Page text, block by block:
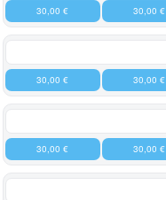
30,00 € 30,00 €
30,00 € 30,00 €
30,00 € 30,00 €